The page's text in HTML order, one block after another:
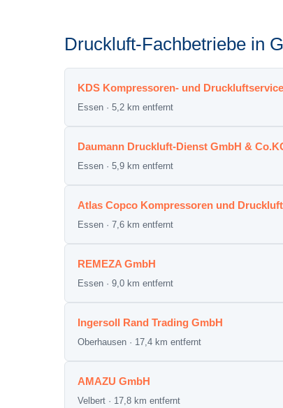
Druckluft-Fachbetriebe in
KDS Kompressoren- und
Essen · 5,2 km entfernt
Daumann Druckluft-Dienst GmbH &
Essen · 5,9 km entfernt
Atlas Copco Kompressoren und
Essen · 7,6 km entfernt
REMEZA GmbH
Essen · 9,0 km entfernt
Ingersoll Rand Trading GmbH
Oberhausen · 17,4 km entfernt
AMAZU GmbH
Velbert · 17,8 km entfernt